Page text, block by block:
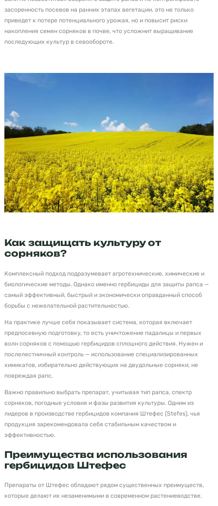
засоренность посевов на ранних этапах вегетации, это не только
приведет к потере потенциального урожая, но и повысит риски
накопления семян сорняков в почве, что усложнит выращивание
последующих культур в севообороте.
Как защищать культуру от
сорняков?
Комплексный подход подразумевает агротехнические, химические и
биологические методы. Однако именно гербициды для защиты рапса —
самый эффективный, быстрый и экономически оправданный способ
борьбы с нежелательной растительностью.
На практике лучше себя показывает система, которая включает
предпосевную подготовку, то есть уничтожение падалицы и первых
волн сорняков с помощью гербицидов сплошного действия. Нужен и
послелестничный контроль — использование специализированных
химикатов, избирательно действующих на двудольные сорняки, не
повреждая рапс.
Важно правильно выбрать препарат, учитывая тип рапса, спектр
сорняков, погодные условия и фазы развития культуры. Одним из
лидеров в производстве гербицидов компания Штефес (Stefes), чья
продукция зарекомендовала себя стабильным качеством и
эффективностью.
Преимущества использования
гербицидов Штефес
Препараты от Штефес обладают рядом существенных преимуществ,
которые делают их незаменимыми в современном растениеводстве.